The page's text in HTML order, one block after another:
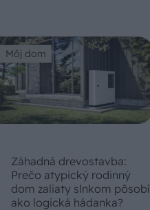
Môj dom
Záhadná drevostavba:
Prečo atypický rodinný
dom zaliaty slnkom pôsobí
ako logická hádanka?